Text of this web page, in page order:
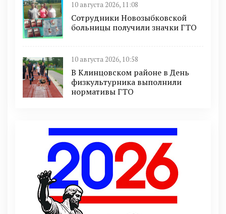
10 августа 2026, 11:08
Сотрудники Новозыбковской
больницы получили значки ГТО
10 августа 2026, 10:58
В Клинцовском районе в День
физкультурника выполнили
нормативы ГТО